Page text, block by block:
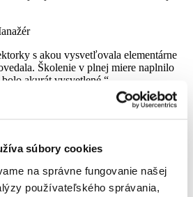
súbory cookies
na správne fungovanie našej
používateľského správania,
s akou vysvetľovala elementárne
Školenie v plnej miere naplnilo
akurát vysvetlené.“